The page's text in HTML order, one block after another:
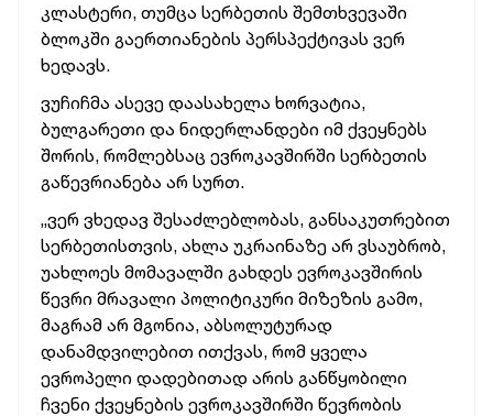
კლასტერი, თუმცა სერბეთის შემთხვევაში
ბლოკში გაერთიანების პერსპექტივას ვერ
ხედავს.
ვუჩიჩმა ასევე დაასახელა ხორვატია,
ბულგარეთი და ნიდერლანდები იმ ქვეყნებს
შორის, რომლებსაც ევროკავშირში სერბეთის
გაწევრიანება არ სურთ.
„ვერ ვხედავ შესაძლებლობას, განსაკუთრებით
სერბეთისთვის, ახლა უკრაინაზე არ ვსაუბრობ,
უახლოეს მომავალში გახდეს ევროკავშირის
წევრი მრავალი პოლიტიკური მიზეზის გამო,
მაგრამ არ მგონია, აბსოლუტურად
დანამდვილებით ითქვას, რომ ყველა
ევროპელი დადებითად არის განწყობილი
ჩვენი ქვეყნების ევროკავშირში წევრობის